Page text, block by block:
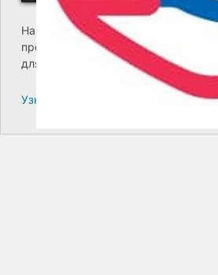
На сайте возникла критическая
проверьте входящие сообщения
для дальнейших инструкций.
Узнайте больше про решение